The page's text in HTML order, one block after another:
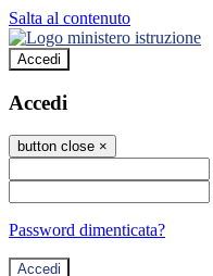
Salta al contenuto
Accedi
Accedi
button close ×
Password dimenticata?